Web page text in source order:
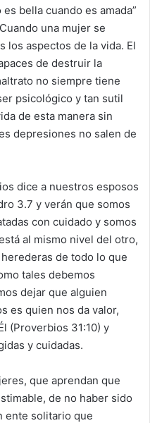
bella cuando es amada”
una mujer se
los aspectos de la vida. El
de destruir la
no siempre tiene
psicológico y tan sutil
de esta manera sin
depresiones no salen de
dice a nuestros esposos
3.7 y verán que somos
con cuidado y somos
al mismo nivel del otro,
de todo lo que
tales debemos
dejar que alguien
es quien nos da valor,
(Proverbios 31:10) y
y cuidadas.
que aprendan que
de no haber sido
ente solitario que